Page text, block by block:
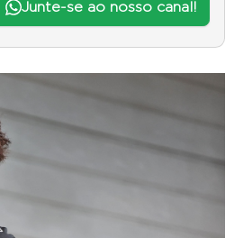
Junte-se ao nosso canal!